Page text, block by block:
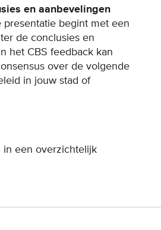
en aanbevelingen
presentatie begint met een
de conclusies en
het CBS feedback kan
over de volgende
in jouw stad of
in een overzichtelijk